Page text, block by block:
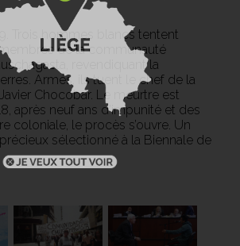
Trois hommes blancs tentent
de la communauté
revendiquant la
Armés, ils tuent le chef de la
Chocobar. Le meurtre est
après neuf ans d’impunité et des
coloniale, le procès s’ouvre. Un
sélectionné à la Biennale de